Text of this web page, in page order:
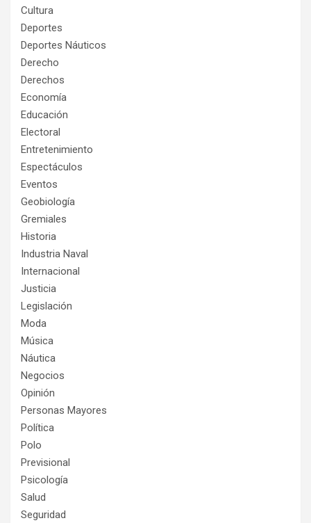
Cultura
Deportes
Deportes Náuticos
Derecho
Derechos
Economía
Educación
Electoral
Entretenimiento
Espectáculos
Eventos
Geobiología
Gremiales
Historia
Industria Naval
Internacional
Justicia
Legislación
Moda
Música
Náutica
Negocios
Opinión
Personas Mayores
Política
Polo
Previsional
Psicología
Salud
Seguridad